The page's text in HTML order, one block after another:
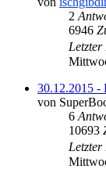
2
6946
30.12.2015 -
von
6
10693